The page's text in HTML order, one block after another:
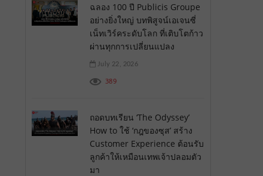
ฉลอง 100 ปี Publicis Groupe
อย่างยิ่งใหญ่ บทพิสูจน์เอเจนซี่
เน็ทเวิร์คระดับโลก ที่เติบโตก้าว
ผ่านทุกการเปลี่ยนแปลง
July 22, 2026
389
ถอดบทเรียน ‘The Odyssey’
How to ใช้ ‘กฎของซุส’ สร้าง
Customer Experience ต้อนรับ
ลูกค้าให้เหมือนเทพเจ้าปลอมตัว
มา